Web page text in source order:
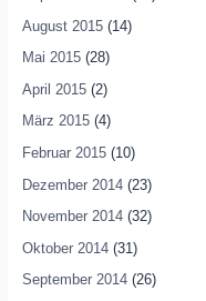
August 2015(14)
Mai 2015(28)
April 2015(2)
März 2015(4)
Februar 2015(10)
Dezember 2014(23)
November 2014(32)
Oktober 2014(31)
September 2014(26)